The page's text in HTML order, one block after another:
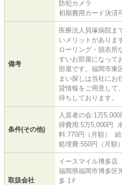
防犯カメラ
初期費用カード決済
備考
医療法人貝塚病院ま
いメリットがありま
ローリング・脱衣所
すいお部屋になって
部屋です。福岡市東
まい探しは当社にお
貸情報をご用意して
待ちしております。
条件(その他)
入居者の会:1万
掃費用:5万5,000円
料:770円（月額）
処理費:550円（月額）
取扱会社
イースマイル博多店
福岡県福岡市博多区
多 1Ｆ